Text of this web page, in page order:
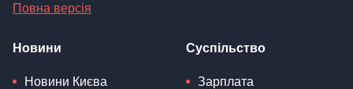
Повна версія
Новини
Новини Києва
Суспільство
Зарплата